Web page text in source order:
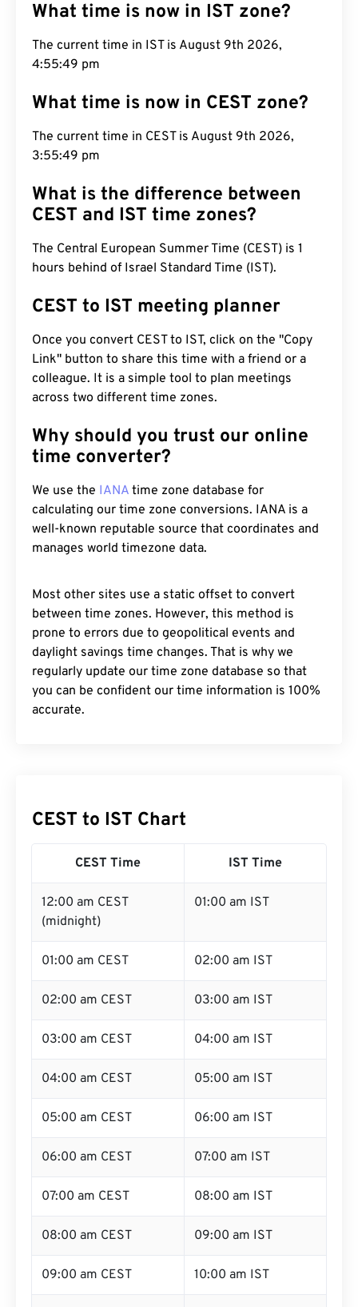
What time is now in IST zone?
The current time in IST is August 9th 2026,
4:55:50 pm
What time is now in CEST zone?
The current time in CEST is August 9th 2026,
3:55:50 pm
What is the difference between
CEST and IST time zones?
The Central European Summer Time (CEST) is 1
hours behind of Israel Standard Time (IST).
CEST to IST meeting planner
Once you convert CEST to IST, click on the "Copy
Link" button to share this time with a friend or a
colleague. It is a simple tool to plan meetings
across two different time zones.
Why should you trust our online
time converter?
We use the IANA time zone database for
calculating our time zone conversions. IANA is a
well-known reputable source that coordinates and
manages world timezone data.
Most other sites use a static offset to convert
between time zones. However, this method is
prone to errors due to geopolitical events and
daylight savings time changes. That is why we
regularly update our time zone database so that
you can be confident our time information is 100%
accurate.
CEST to IST Chart
CEST Time IST Time
12:00 am CEST
(midnight)
01:00 am IST
01:00 am CEST 02:00 am IST
02:00 am CEST 03:00 am IST
03:00 am CEST 04:00 am IST
04:00 am CEST 05:00 am IST
05:00 am CEST 06:00 am IST
06:00 am CEST 07:00 am IST
07:00 am CEST 08:00 am IST
08:00 am CEST 09:00 am IST
09:00 am CEST 10:00 am IST